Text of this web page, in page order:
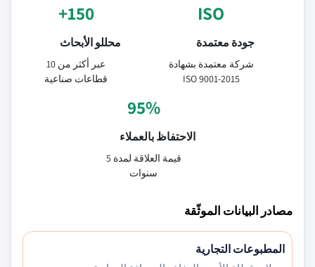
ISO
جودة معتمدة
شركة معتمدة بشهادة
ISO 9001-2015
150+
محللو الأبحاث
عبر أكثر من 10
قطاعات صناعية
95%
الاحتفاظ بالعملاء
قيمة العلاقة لمدة 5
سنوات
مصادر البيانات الموثّقة
المطبوعات التجارية